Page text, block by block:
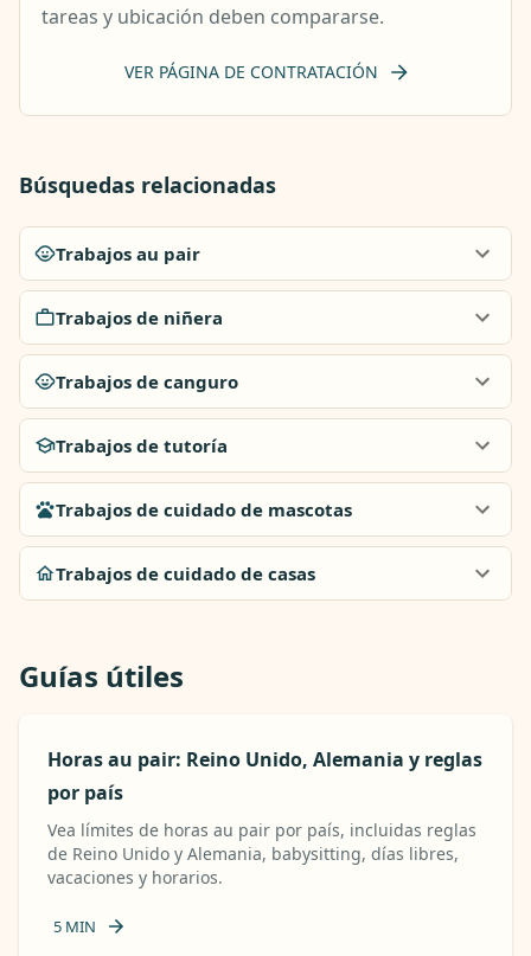
tareas y ubicación deben compararse.
VER PÁGINA DE CONTRATACIÓN
Búsquedas relacionadas
Trabajos au pair
Trabajos de niñera
Trabajos de canguro
Trabajos de tutoría
Trabajos de cuidado de mascotas
Trabajos de cuidado de casas
Guías útiles
Horas au pair: Reino Unido, Alemania y reglas
por país
Vea límites de horas au pair por país, incluidas reglas
de Reino Unido y Alemania, babysitting, días libres,
vacaciones y horarios.
5 MIN